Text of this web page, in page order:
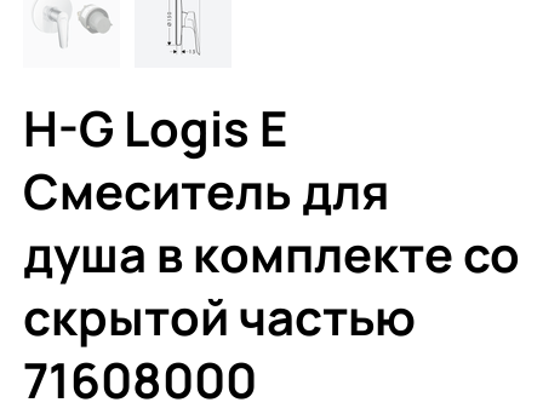
H-G Logis E
Смеситель для
душа в комплекте со
скрытой частью
71608000